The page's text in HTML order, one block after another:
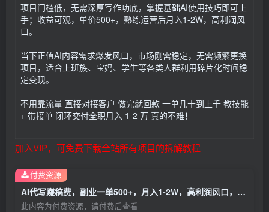
项目门槛低，无需深厚写作功底，掌握基础AI使用技巧即可上
手；收益可观，单价500+，熟练运营后月入1-2W，高利润风
口。
当下正值AI内容需求爆发风口，市场刚需稳定，无需频繁更换
项目，适合上班族、宝妈、学生等各类人群利用碎片化时间稳
定变现。
不用靠流量 直接对接客户 做完就回款 一单几十到上千 教技能
+ 带接单 闭环交付全职月入 1-2 万 真的不难！
加入VIP，可免费下载全站所有项目的拆解教程
AI代写赚稿费，副业一单500+，月入1-2W，高利润风口，告别换项目
此内容为付费资源，请付费后查看
付费资源